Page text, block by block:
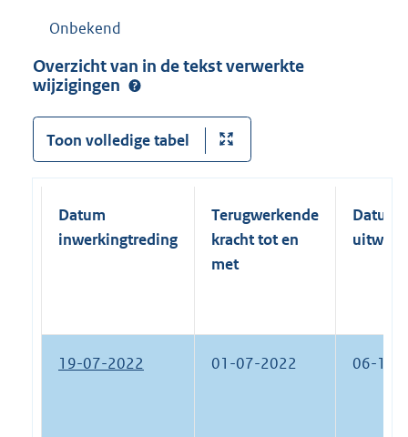
Onbekend
Overzicht van in de tekst verwerkte
wijzigingen
Toon volledige tabel
Datum
inwerkingtreding
Terugwerkende
kracht tot en
met
Datum
19-07-2022 01-07-2022 06-11-